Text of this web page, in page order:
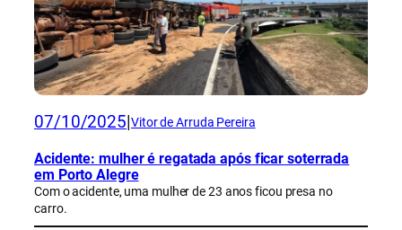
07/10/2025 Vitor de Arruda Pereira
Acidente: mulher é regatada após ficar soterrada
em Porto Alegre
Com o acidente, uma mulher de 23 anos ficou presa no
carro.